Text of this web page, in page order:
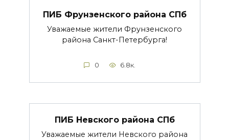
ПИБ Фрунзенского района СПб
Уважаемые жители Фрунзенского
района Санкт-Петербурга!
0 6.8к.
ПИБ Невского района СПб
Уважаемые жители Невского района